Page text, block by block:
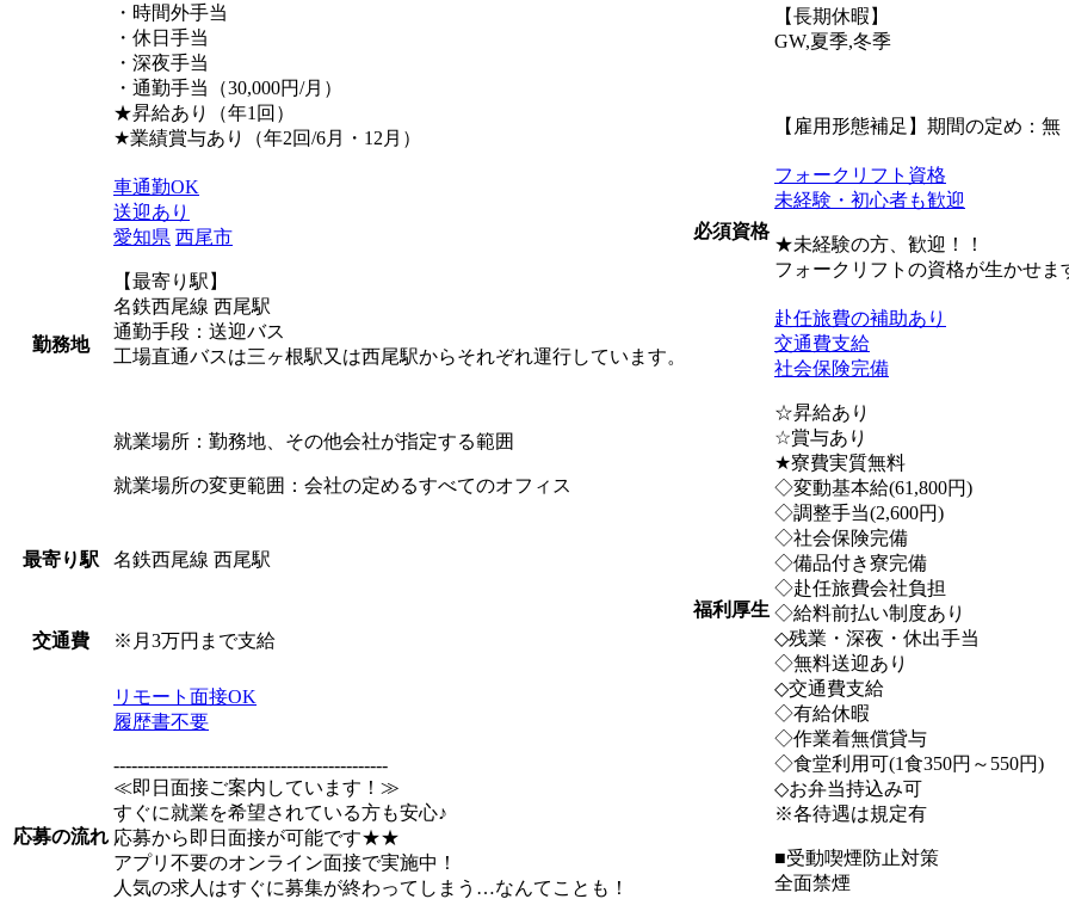
・時間外手当
・休日手当
・深夜手当
・通勤手当（30,000円/月）
★昇給あり（年1回）
★業績賞与あり（年2回/6月・12月）
勤務地
車通勤OK
送迎あり
愛知県 西尾市
【最寄り駅】
名鉄西尾線 西尾駅
通勤手段：送迎バス
工場直通バスは三ヶ根駅又は西尾駅からそれぞれ運行しています。
就業場所：勤務地、その他会社が指定する範囲
就業場所の変更範囲：会社の定めるすべてのオフィス
最寄り駅 名鉄西尾線 西尾駅
交通費 ※月3万円まで支給
応募の流れ
リモート面接OK
履歴書不要
----------------------------------------------
≪即日面接ご案内しています！≫
すぐに就業を希望されている方も安心♪
応募から即日面接が可能です★★
アプリ不要のオンライン面接で実施中！
人気の求人はすぐに募集が終わってしまう…なんてことも！
【長期休暇】
GW,夏季,冬季
【雇用形態補足】期間の定め：無
必須資格
フォークリフト資格
未経験・初心者も歓迎
★未経験の方、歓迎！！
フォークリフトの資格が生かせま
福利厚生
赴任旅費の補助あり
交通費支給
社会保険完備
☆昇給あり
☆賞与あり
★寮費実質無料
◇変動基本給(61,800円)
◇調整手当(2,600円)
◇社会保険完備
◇備品付き寮完備
◇赴任旅費会社負担
◇給料前払い制度あり
◇残業・深夜・休出手当
◇無料送迎あり
◇交通費支給
◇有給休暇
◇作業着無償貸与
◇食堂利用可(1食350円～550円)
◇お弁当持込み可
※各待遇は規定有
■受動喫煙防止対策
全面禁煙